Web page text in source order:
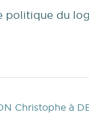
politique du
Christophe à